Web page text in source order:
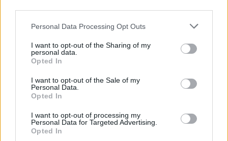
Please note that this website/app uses one or more Google
not limited to your visit or usage behaviour. You may click to
grant or deny consent to Google and its third-party tags to
use your data for below specified purposes in below Google
consent section.
Personal Data Processing Opt Outs
I want to opt-out of the Sharing of my
personal data.
Opted In
I want to opt-out of the Sale of my
Personal Data.
Opted In
I want to opt-out of processing my
Personal Data for Targeted Advertising.
Opted In